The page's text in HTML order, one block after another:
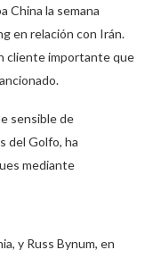
China la semana
en relación con Irán.
cliente importante que
sensible de
del Golfo, ha
mediante
y Russ Bynum, en